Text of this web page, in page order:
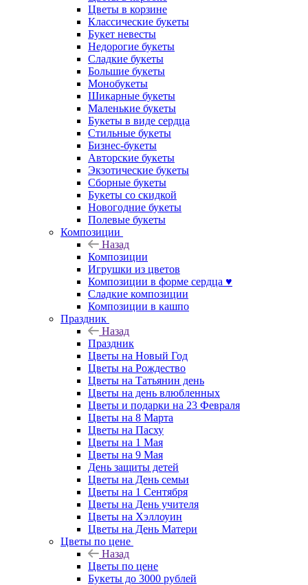
Цветы в корзине
Классические букеты
Букет невесты
Недорогие букеты
Сладкие букеты
Большие букеты
Монобукеты
Шикарные букеты
Маленькие букеты
Букеты в виде сердца
Стильные букеты
Бизнес-букеты
Авторские букеты
Экзотические букеты
Сборные букеты
Букеты со скидкой
Новогодние букеты
Полевые букеты
Композиции
Назад
Композиции
Игрушки из цветов
Композиции в форме сердца ♥
Сладкие композиции
Композиции в кашпо
Праздник
Назад
Праздник
Цветы на Новый Год
Цветы на Рождество
Цветы на Татьянин день
Цветы на день влюбленных
Цветы и подарки на 23 Февраля
Цветы на 8 Марта
Цветы на Пасху
Цветы на 1 Мая
Цветы на 9 Мая
День защиты детей
Цветы на День семьи
Цветы на 1 Сентября
Цветы на День учителя
Цветы на Хэллоуин
Цветы на День Матери
Цветы по цене
Назад
Цветы по цене
Букеты до 3000 рублей